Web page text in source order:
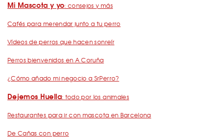
Mi Mascota y yo: consejos y más
Cafés para merendar junto a tu perro
Vídeos de perros que hacen sonreír
Perros bienvenidos en A Coruña
¿Cómo añado mi negocio a SrPerro?
Dejemos Huella: todo por los animales
Restaurantes para ir con mascota en Barcelona
De Cañas con perro